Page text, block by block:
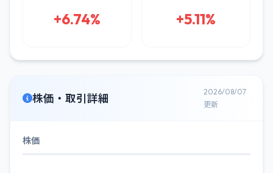
+6.74% +5.11%
株価・取引詳細
2026/08/07
更新
株価